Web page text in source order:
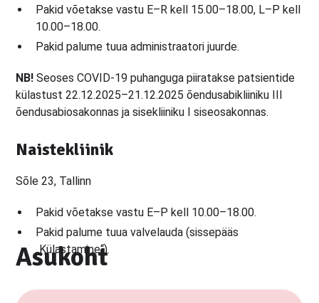
Pakid võetakse vastu E–R kell 15.00–18.00, L–P kell
10.00–18.00.
Pakid palume tuua administraatori juurde.
NB!Seoses COVID-19 puhanguga piiratakse patsientide
külastust 22.12.2025–21.12.2025 õendusabikliiniku III
õendusabiosakonnas ja sisekliiniku I siseosakonnas.
Naistekliinik
Sõle 23, Tallinn
Pakid võetakse vastu E–P kell 10.00–18.00.
Pakid palume tuua valvelauda (sissepääs
„Külastamine“).
Asukoht